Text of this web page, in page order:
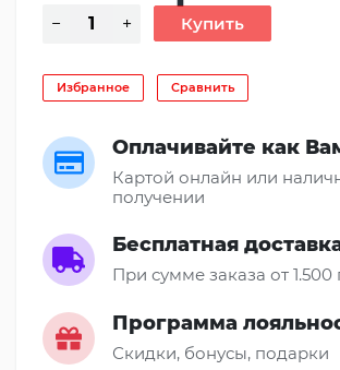
Избранное Сравнить
Оплачивайте как
Картой онлайн или
получении
Бесплатная
При сумме заказа от 1.500
Программа
Скидки, бонусы, подарки